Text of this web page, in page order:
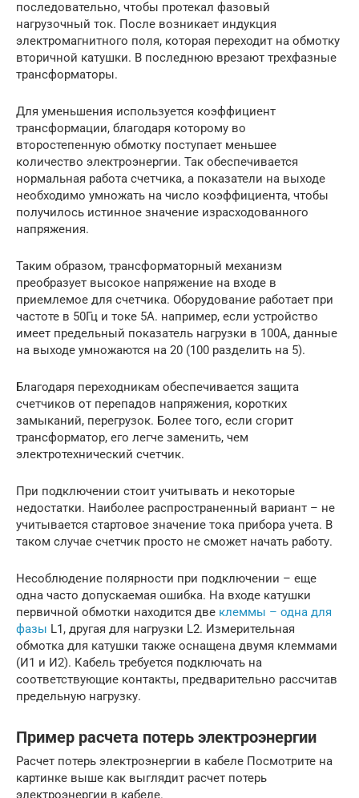
последовательно, чтобы протекал фазовый
нагрузочный ток. После возникает индукция
электромагнитного поля, которая переходит на обмотку
вторичной катушки. В последнюю врезают трехфазные
трансформаторы.
Для уменьшения используется коэффициент
трансформации, благодаря которому во
второстепенную обмотку поступает меньшее
количество электроэнергии. Так обеспечивается
нормальная работа счетчика, а показатели на выходе
необходимо умножать на число коэффициента, чтобы
получилось истинное значение израсходованного
напряжения.
Таким образом, трансформаторный механизм
преобразует высокое напряжение на входе в
приемлемое для счетчика. Оборудование работает при
частоте в 50Гц и токе 5А. например, если устройство
имеет предельный показатель нагрузки в 100А, данные
на выходе умножаются на 20 (100 разделить на 5).
Благодаря переходникам обеспечивается защита
счетчиков от перепадов напряжения, коротких
замыканий, перегрузок. Более того, если сгорит
трансформатор, его легче заменить, чем
электротехнический счетчик.
При подключении стоит учитывать и некоторые
недостатки. Наиболее распространенный вариант – не
учитывается стартовое значение тока прибора учета. В
таком случае счетчик просто не сможет начать работу.
Несоблюдение полярности при подключении – еще
одна часто допускаемая ошибка. На входе катушки
первичной обмотки находится две клеммы – одна для
фазы L1, другая для нагрузки L2. Измерительная
обмотка для катушки также оснащена двумя клеммами
(И1 и И2). Кабель требуется подключать на
соответствующие контакты, предварительно рассчитав
предельную нагрузку.
Пример расчета потерь электроэнергии
Расчет потерь электроэнергии в кабеле Посмотрите на
картинке выше как выглядит расчет потерь
электроэнергии в кабеле.